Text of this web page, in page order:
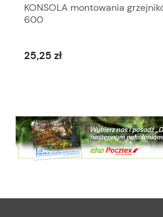
KONSOLA montowania
600
25,25 zł